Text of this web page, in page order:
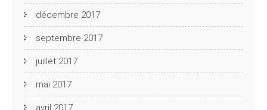
décembre 2017
septembre 2017
juillet 2017
mai 2017